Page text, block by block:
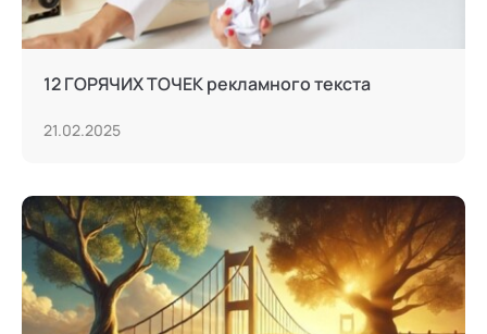
12 ГОРЯЧИХ ТОЧЕК рекламного текста
21.02.2025